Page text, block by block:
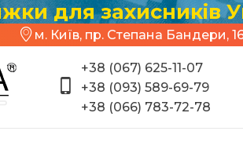
для захисників
м. Київ, пр. Степана Бандери,
+38 (067) 625-11-07
+38 (093) 589-69-79
+38 (066) 783-72-78